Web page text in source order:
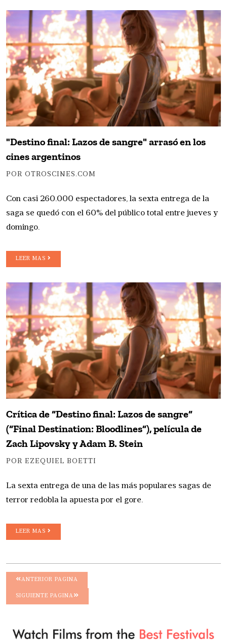
"Destino final: Lazos de sangre" arrasó en los
cines argentinos
POR OTROSCINES.COM
Con casi 260.000 espectadores, la sexta entrega de la
saga se quedó con el 60% del público total entre jueves y
domingo.
LEER MAS
Crítica de “Destino final: Lazos de sangre”
(“Final Destination: Bloodlines”), película de
Zach Lipovsky y Adam B. Stein
POR EZEQUIEL BOETTI
La sexta entrega de una de las más populares sagas de
terror redobla la apuesta por el gore.
LEER MAS
ANTERIOR PAGINA
SIGUIENTE PAGINA